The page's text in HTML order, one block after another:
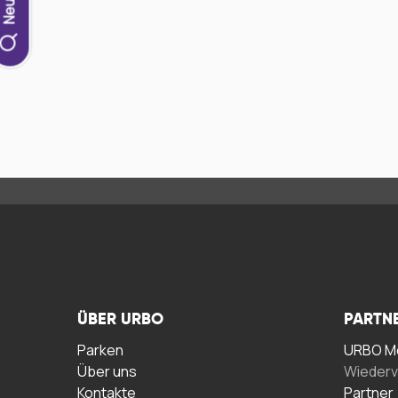
ÜBER URBO
Parken
Über uns
Kontakte
URBO
Partner